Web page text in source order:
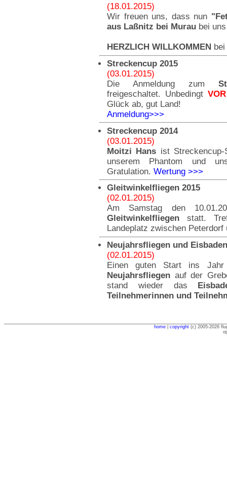
(18.01.2015)
Wir freuen uns, dass nun
aus Laßnitz bei Murau bei
HERZLICH WILLKOMMEN
Streckencup 2015
(03.01.2015)
Die Anmeldung zum
freigeschaltet. UnbedingtVOR
Glück ab, gut Land!
Anmeldung>>>
Streckencup 2014
(03.01.2015)
Moitzi Hans ist
unserem Phantom und
Gratulation. Wertung >>>
Gleitwinkelfliegen 2015
(02.01.2015)
Am Samstag den
Gleitwinkelfliegen statt.
Landeplatz zwischen
Neujahrsfliegen und Eisbaden
(02.01.2015)
Einen guten Start ins
Neujahrsfliegen auf der
stand wieder das
Teilnehmerinnen und
home| copyright(c) 2005-2026